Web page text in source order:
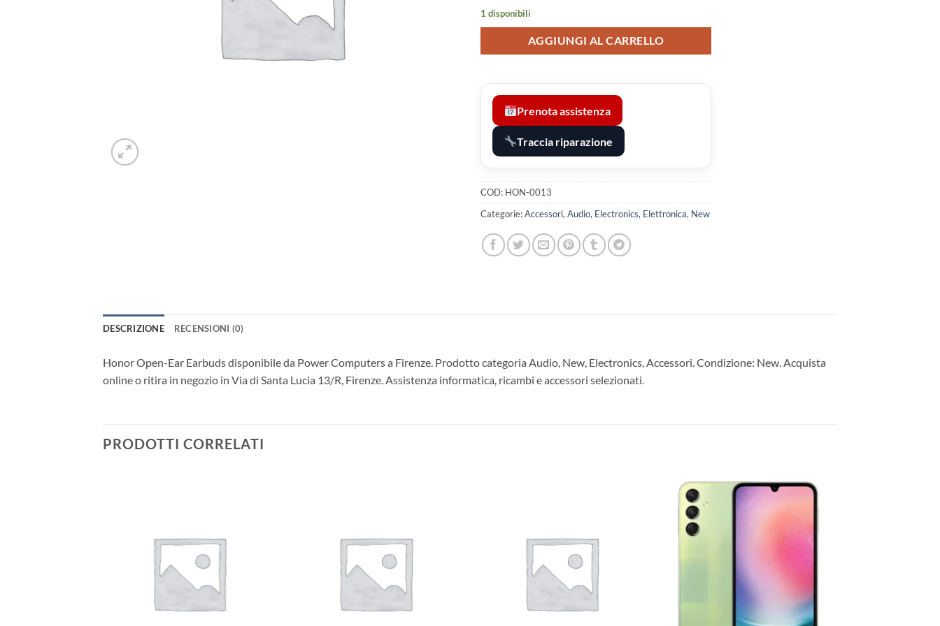
1 disponibili
AGGIUNGI AL CARRELLO
Prenota assistenza
Traccia riparazione
COD: HON-0013
Categorie:Accessori, Audio, Electronics, Elettronica, New
DESCRIZIONE RECENSIONI (0)
Honor Open-Ear Earbuds disponibile da Power Computers a Firenze. Prodotto categoria Audio, New, Electronics, Accessori. Condizione: New. Acquista
online o ritira in negozio in Via di Santa Lucia 13/R, Firenze. Assistenza informatica, ricambi e accessori selezionati.
PRODOTTI CORRELATI